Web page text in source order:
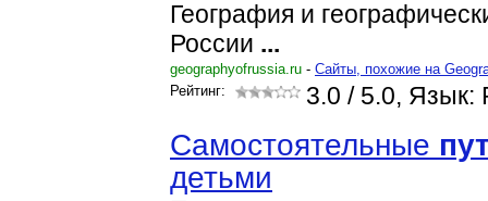
География и
России ...
geographyofrussia.ru - Cайты, похожие на
Рейтинг:
3.0 / 5.0, Язык:
Самостоятельные
детьми